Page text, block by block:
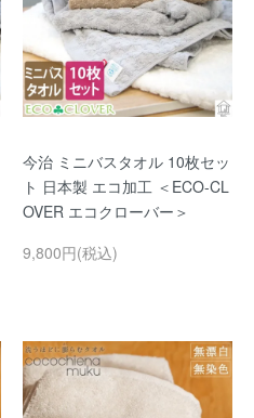
今治 ミニバスタオル 10枚セッ
ト 日本製 エコ加工 ＜ECO-CL
OVER エコクローバー＞
9,800円(税込)